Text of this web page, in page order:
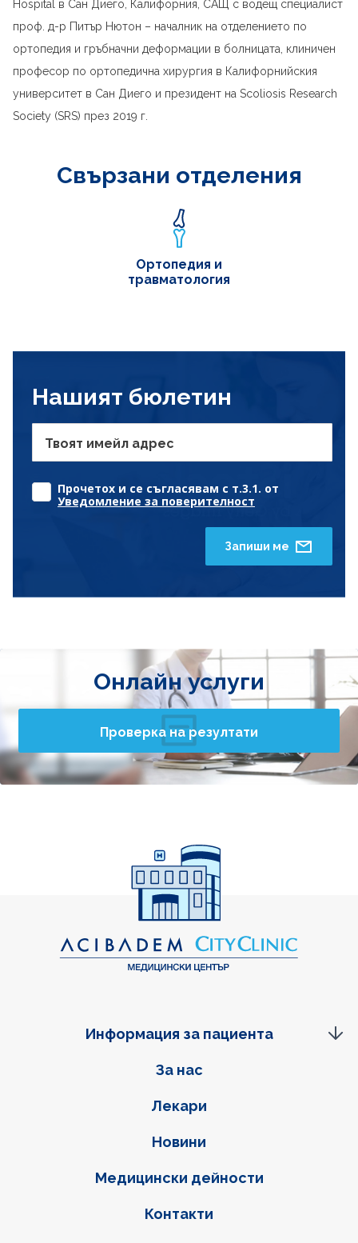
Hospital в Сан Диего, Калифорния, САЩ с водещ специалист
проф. д-р Питър Нютон – началник на отделението по
ортопедия и гръбначни деформации в болницата, клиничен
професор по ортопедична хирургия в Калифорнийския
университет в Сан Диего и президент на Scoliosis Research
Society (SRS) през 2019 г.
Свързани отделения
Ортопедия и
травматология
Нашият бюлетин
Твоят имейл адрес
Прочетох и се съгласявам с т.3.1. от
Уведомление за поверителност
Запиши ме
Онлайн услуги
Проверка на резултати
Фуутер навигация
За нас
Лекари
Новини
Медицински дейности
Контакти
Информация за пациента